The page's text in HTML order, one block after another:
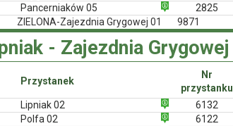
Pancerniaków 05
2825
ZIELONA-Zajezdnia Grygowej 01 9871
- Zajezdnia Grygowej
Przystanek
Nr
przystanku
Lipniak 02
6132
Polfa 02
6122